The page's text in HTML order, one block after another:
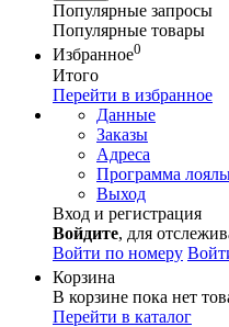
Популярные запросы
Популярные товары
Избранное0
Итого
Перейти в избранное
Данные
Заказы
Адреса
Программа
Выход
Вход и регистрация
Войдите, для
Войти по номеру
Корзина
В корзине пока нет
Перейти в каталог